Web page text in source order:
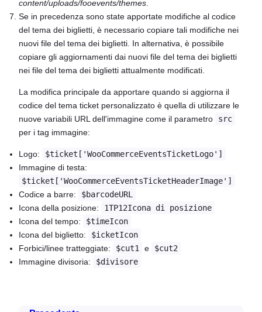
content/uploads/fooevents/themes
Se in precedenza sono state apportate modifiche al codice
del tema dei biglietti, è necessario copiare tali modifiche nei
nuovi file del tema dei biglietti. In alternativa, è possibile
copiare gli aggiornamenti dai nuovi file del tema dei biglietti
nei file del tema dei biglietti attualmente modificati.
La modifica principale da apportare quando si aggiorna il
codice del tema ticket personalizzato è quella di utilizzare le
nuove variabili URL dell'immagine come il parametro
src
per i tag immagine:
Logo:
$ticket['WooCommerceEventsTicketLogo']
Immagine di testa:
$ticket['WooCommerceEventsTicketHeaderImage']
Codice a barre:
$barcodeURL
Icona della posizione:
1TP12Icona di posizione
Icona del tempo:
$timeIcon
Icona del biglietto:
$icketIcon
Forbici/linee tratteggiate:
$cut1 e
$cut2
Immagine divisoria:
$divisore